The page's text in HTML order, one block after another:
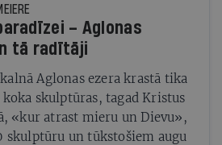
– Aglonas
tā radītāji
Aglonas ezera krastā tika
skulptūras, tagad Kristus
«kur atrast mieru un Dievu»,
skulptūru un tūkstošiem augu